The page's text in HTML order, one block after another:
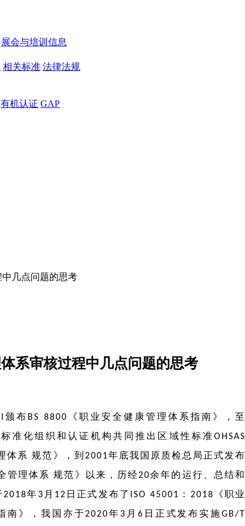
展会与培训信息
相关标准 法律法规
有机认证 GAP
几点问题的思考
系审核过程中几点问题的思考
颁布 BS 8800 《职业安全健康管理体系指南》，至
准化组织和认证机构共同推出区域性标准OHSAS
体系 规范》，到 2001年底我国原质检总局正式发布
管理体系 规范》以来，历经20余年的运行、总结和
2018年 3 月 12 日正式发布了 ISO 45001 ： 2018
《职业
南》，我国亦于2020年 3 月 6 日正式发布实施GB/T